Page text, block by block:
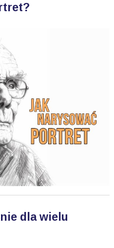
dla wielu